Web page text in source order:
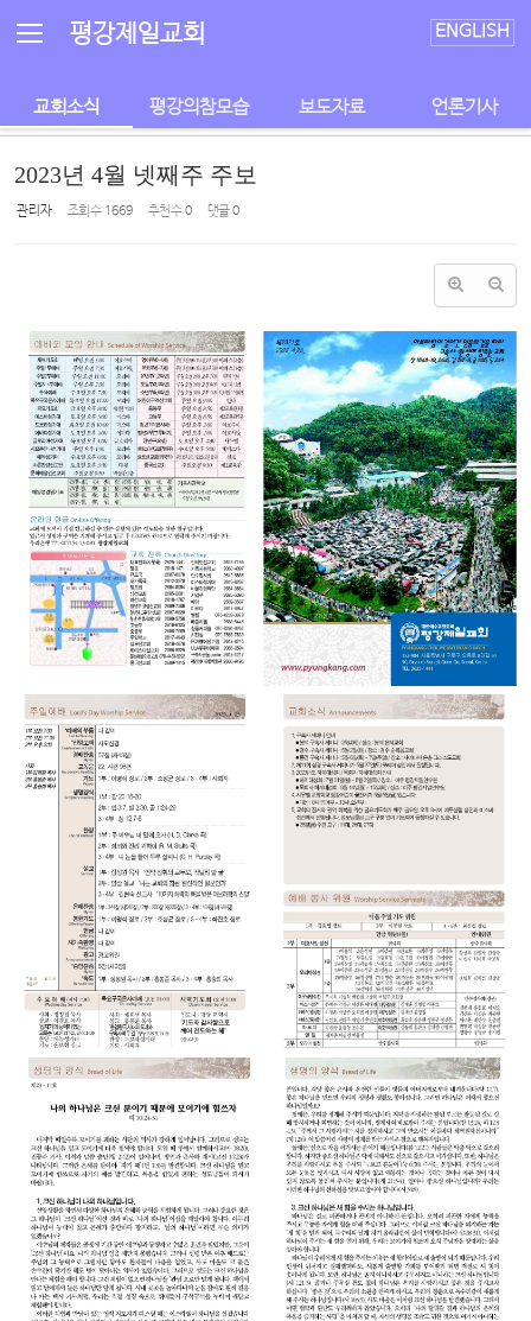
평강제일교회 ENGLISH
교회소식 평강의참모습 보도자료 언론기사
2023년 4월 넷째주 주보
관리자 조회 수 1669 추천 수0 댓글0